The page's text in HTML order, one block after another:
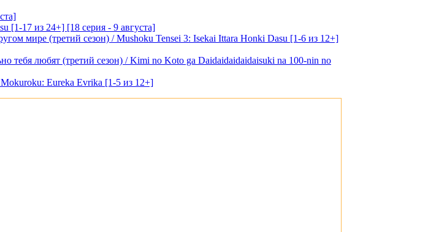
[1-17 из 24+] [18 серия - 9 августа]
мире (третий сезон) / Mushoku Tensei 3: Isekai Ittara Honki Dasu [1-6 из 12+]
тебя любят (третий сезон) / Kimi no Koto ga Daidaidaidaidaisuki na 100-nin no
Eureka Evrika [1-5 из 12+]